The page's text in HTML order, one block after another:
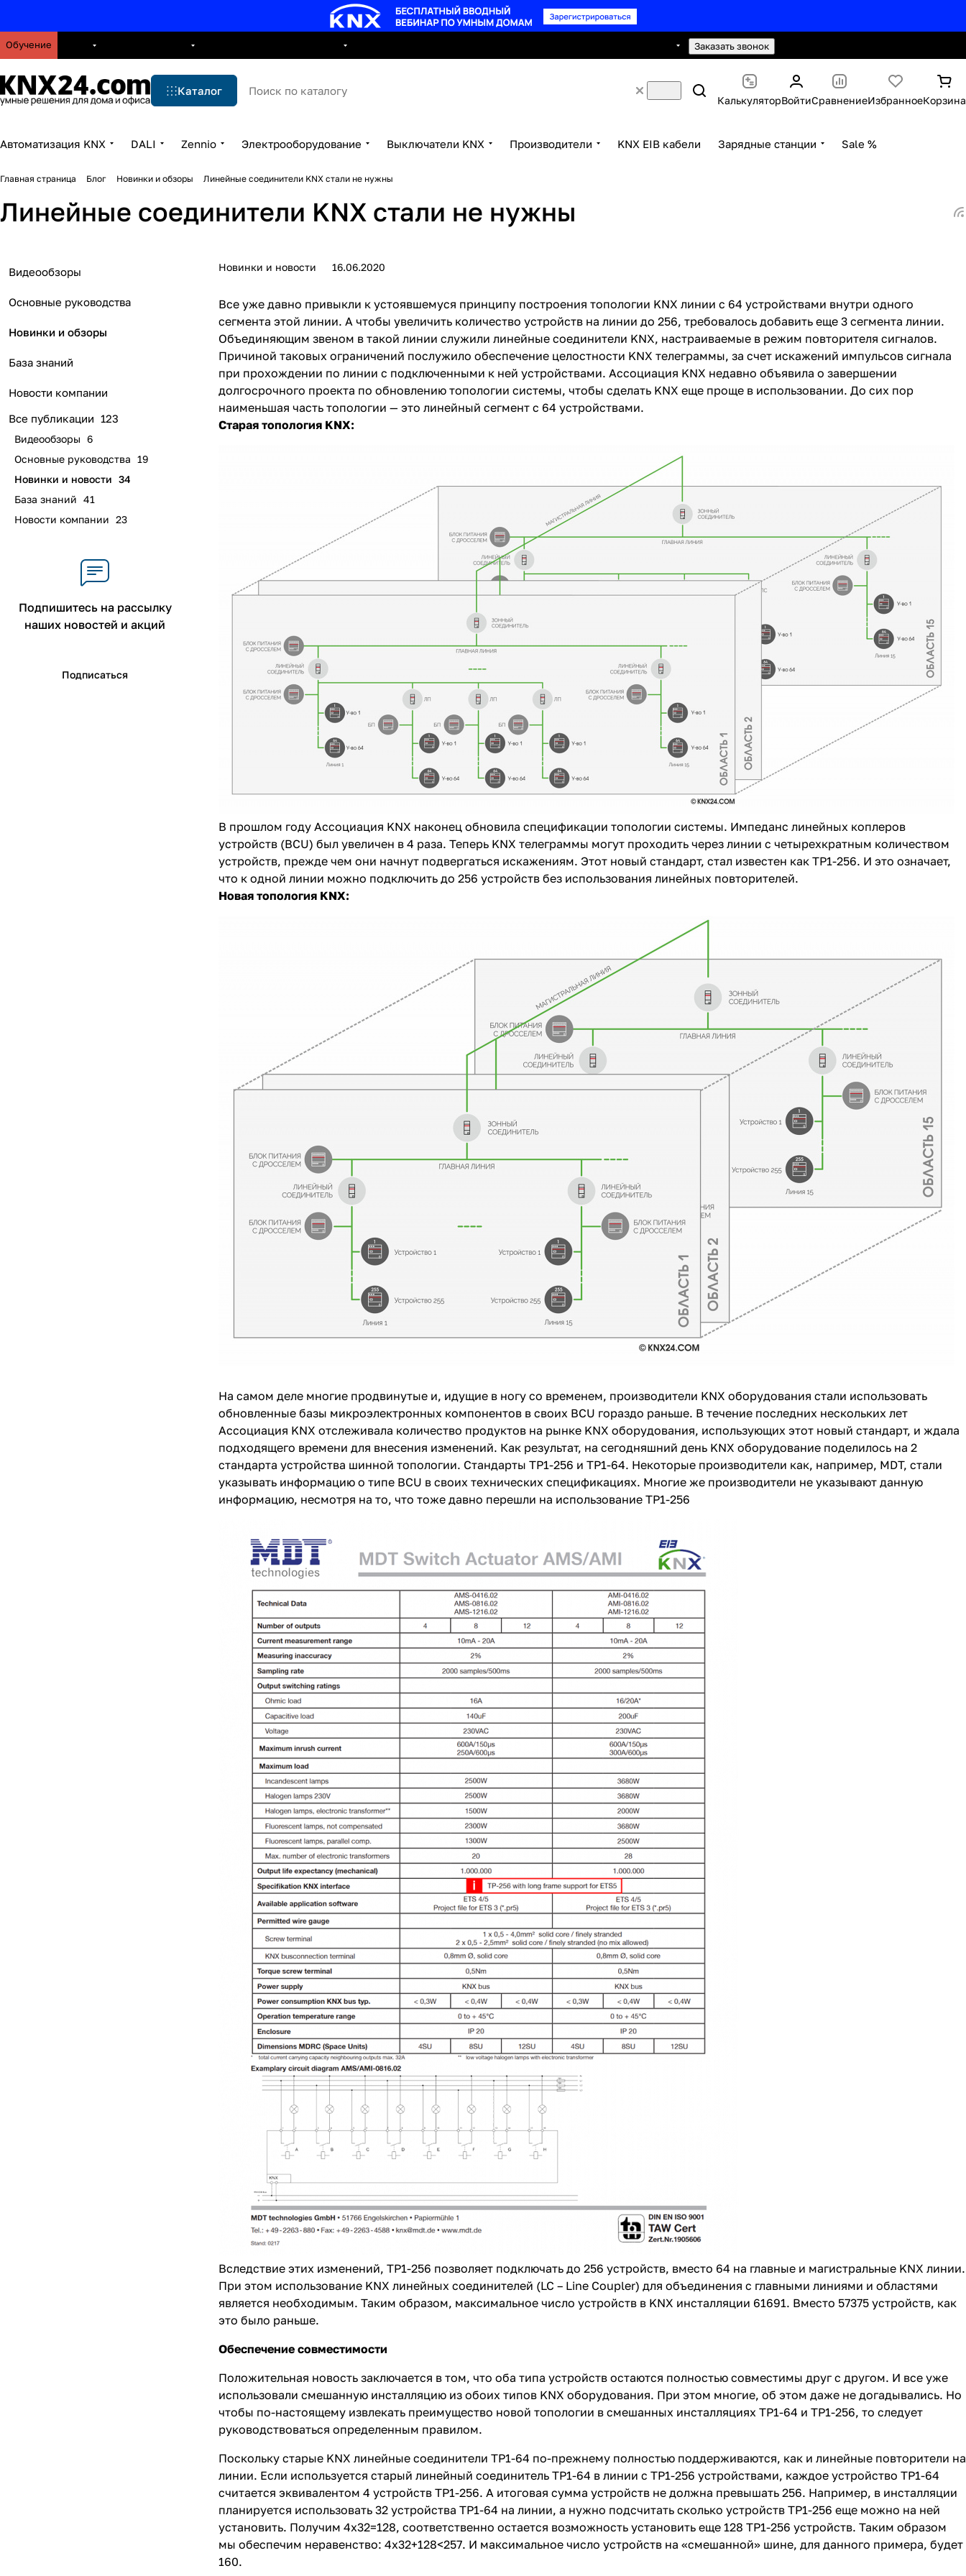
Обучение Заказать звонок
Каталог
КалькуляторВойтиСравнениеИзбранноеКорзина
Автоматизация KNX DALI Zennio Электрооборудование Выключатели KNX Производители KNX EIB кабели Зарядные станции Sale %
Главная страница Блог Новинки и обзоры Линейные соединители KNX стали не нужны
Линейные соединители KNX стали не нужны
Новинки и новости 16.06.2020
Все уже давно привыкли к устоявшемуся принципу построения топологии KNX линии с 64 устройствами внутри одного
сегмента этой линии. А чтобы увеличить количество устройств на линии до 256, требовалось добавить еще 3 сегмента линии.
Объединяющим звеном в такой линии служили линейные соединители KNX, настраиваемые в режим повторителя сигналов.
Причиной таковых ограничений послужило обеспечение целостности KNX телеграммы, за счет искажений импульсов сигнала
при прохождении по линии с подключенными к ней устройствами. Ассоциация KNX недавно объявила о завершении
долгосрочного проекта по обновлению топологии системы, чтобы сделать KNX еще проще в использовании. До сих пор
наименьшая часть топологии — это линейный сегмент с 64 устройствами.
Старая топология KNX:
В прошлом году Ассоциация KNX наконец обновила спецификации топологии системы. Импеданс линейных кoплеров
устройств (BCU) был увеличен в 4 раза. Теперь KNX телеграммы могут проходить через линии с четырехкратным количеством
устройств, прежде чем они начнут подвергаться искажениям. Этот новый стандарт, стал известен как TP1-256. И это означает,
что к одной линии можно подключить до 256 устройств без использования линейных повторителей.
Новая топология KNX:
На самом деле многие продвинутые и, идущие в ногу со временем, производители KNX оборудования стали использовать
обновленные базы микроэлектронных компонентов в своих BCU гораздо раньше. В течение последних нескольких лет
Ассоциация KNX отслеживала количество продуктов на рынке KNX оборудования, использующих этот новый стандарт, и ждала
подходящего времени для внесения изменений. Как результат, на сегодняшний день KNX оборудование поделилось на 2
стандарта устройства шинной топологии. Стандарты TP1-256 и TP1-64. Некоторые производители как, например, MDT, стали
указывать информацию о типе BCU в своих технических спецификациях. Многие же производители не указывают данную
информацию, несмотря на то, что тоже давно перешли на использование TP1-256
Вследствие этих изменений, TP1-256 позволяет подключать до 256 устройств, вместо 64 на главные и магистральные KNX линии.
При этом использование KNX линейных соединителей (LC – Line Coupler) для объединения с главными линиями и областями
является необходимым. Таким образом, максимальное число устройств в KNX инсталляции 61691. Вместо 57375 устройств, как
это было раньше.
Обеспечение совместимости
Положительная новость заключается в том, что оба типа устройств остаются полностью совместимы друг с другом. И все уже
использовали смешанную инсталляцию из обоих типов KNX оборудования. При этом многие, об этом даже не догадывались. Но
чтобы по-настоящему извлекать преимущество новой топологии в смешанных инсталляциях TP1-64 и TP1-256, то следует
руководствоваться определенным правилом.
Поскольку старые KNX линейные соединители TP1-64 по-прежнему полностью поддерживаются, как и линейные повторители на
линии. Если используется старый линейный соединитель TP1-64 в линии с TP1-256 устройствами, каждое устройство TP1-64
считается эквивалентом 4 устройств TP1-256. А итоговая сумма устройств не должна превышать 256. Например, в инсталляции
планируется использовать 32 устройства TP1-64 на линии, а нужно подсчитать сколько устройств TP1-256 еще можно на ней
установить. Получим 4х32=128, соответственно остается возможность установить еще 128 TP1-256 устройств. Таким образом
мы обеспечим неравенство: 4х32+128<257. И максимальное число устройств на «смешанной» шине, для данного примера, будет
160.
Видеообзоры
Основные руководства
Новинки и обзоры
База знаний
Новости компании
Все публикации 123
Видеообзоры 6
Основные руководства 19
Новинки и новости 34
База знаний 41
Новости компании 23
Подпишитесь на рассылку
наших новостей и акций
Подписаться